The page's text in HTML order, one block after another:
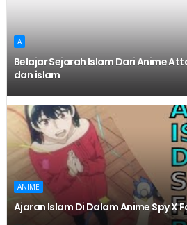
A
Belajar Sejarah Islam Dari Anime
dan islam
ANIME
Ajaran Islam Di Dalam Anime Spy X